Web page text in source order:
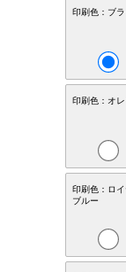
印刷色：ブラ
印刷色：オレ
印刷色：ロ
ブルー